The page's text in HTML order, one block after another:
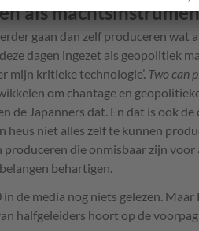
als
gaan dan zelf produceren wat
dagen ingezet als geopolitiek
mijn kritieke technologie’. Two can
om chantage en
de Japanners dat. En dat is ook
heus niet alles zelf te kunnen
die onmisbaar zijn voor
behartigen.
de media nog niets gelezen.
halfgeleiders hoort op de